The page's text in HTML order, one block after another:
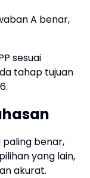
A benar,
sesuai
tahap tujuan
paling benar,
yang lain,
akurat.